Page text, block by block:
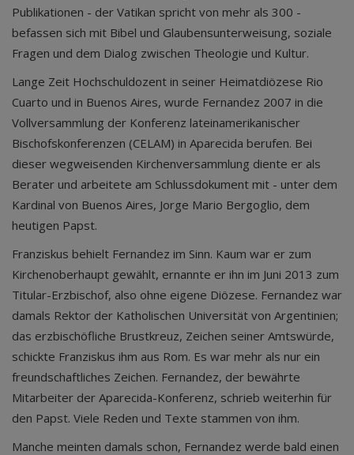
Publikationen - der Vatikan spricht von mehr als 300 -
befassen sich mit Bibel und Glaubensunterweisung, soziale
Fragen und dem Dialog zwischen Theologie und Kultur.
Lange Zeit Hochschuldozent in seiner Heimatdiözese Rio
Cuarto und in Buenos Aires, wurde Fernandez 2007 in die
Vollversammlung der Konferenz lateinamerikanischer
Bischofskonferenzen (CELAM) in Aparecida berufen. Bei
dieser wegweisenden Kirchenversammlung diente er als
Berater und arbeitete am Schlussdokument mit - unter dem
Kardinal von Buenos Aires, Jorge Mario Bergoglio, dem
heutigen Papst.
Franziskus behielt Fernandez im Sinn. Kaum war er zum
Kirchenoberhaupt gewählt, ernannte er ihn im Juni 2013 zum
Titular-Erzbischof, also ohne eigene Diözese. Fernandez war
damals Rektor der Katholischen Universität von Argentinien;
das erzbischöfliche Brustkreuz, Zeichen seiner Amtswürde,
schickte Franziskus ihm aus Rom. Es war mehr als nur ein
freundschaftliches Zeichen. Fernandez, der bewährte
Mitarbeiter der Aparecida-Konferenz, schrieb weiterhin für
den Papst. Viele Reden und Texte stammen von ihm.
Manche meinten damals schon, Fernandez werde bald einen